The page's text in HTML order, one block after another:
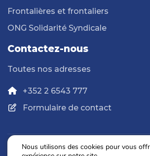
Frontalières et frontaliers
ONG Solidarité Syndicale
Contactez-nous
Toutes nos adresses
+352 2 6543 777
Formulaire de contact
Nous utilisons des cookies pour vous